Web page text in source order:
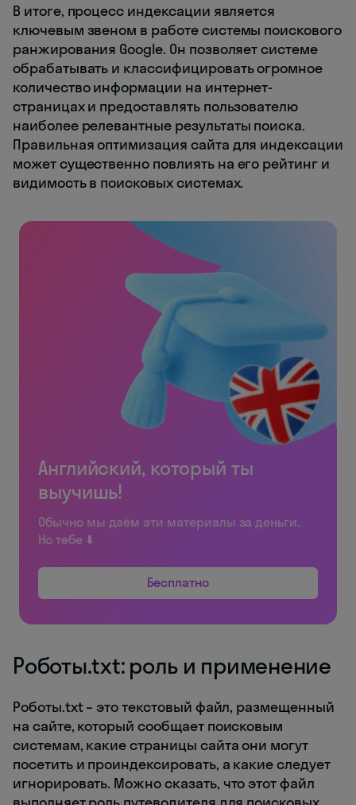
В итоге, процесс индексации является
ключевым звеном в работе системы поискового
ранжирования Google. Он позволяет системе
обрабатывать и классифицировать огромное
количество информации на интернет-
страницах и предоставлять пользователю
наиболее релевантные результаты поиска.
Правильная оптимизация сайта для индексации
может существенно повлиять на его рейтинг и
видимость в поисковых системах.
Английский, который ты
выучишь!
Обычно мы даём эти материалы за деньги.
Но тебе ⬇️
Бесплатно
Роботы.txt: роль и применение
Роботы.txt – это текстовый файл, размещенный
на сайте, который сообщает поисковым
системам, какие страницы сайта они могут
посетить и проиндексировать, а какие следует
игнорировать. Можно сказать, что этот файл